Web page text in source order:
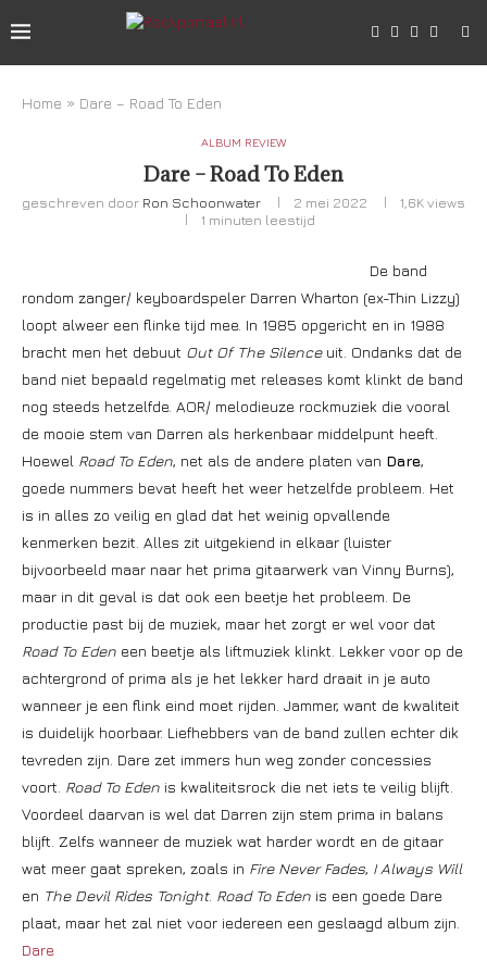
Home » Dare – Road To Eden
ALBUM REVIEW
Dare – Road To Eden
geschreven door Ron Schoonwater 2 mei 2022 1,6K views
1 minuten leestijd
De band
rondom zanger/ keyboardspeler Darren Wharton (ex-Thin Lizzy)
loopt alweer een flinke tijd mee. In 1985 opgericht en in 1988
bracht men het debuut Out Of The Silenceuit. Ondanks dat de
band niet bepaald regelmatig met releases komt klinkt de band
nog steeds hetzelfde. AOR/ melodieuze rockmuziek die vooral
de mooie stem van Darren als herkenbaar middelpunt heeft.
Hoewel Road To Eden, net als de andere platen van Dare,
goede nummers bevat heeft het weer hetzelfde probleem. Het
is in alles zo veilig en glad dat het weinig opvallende
kenmerken bezit. Alles zit uitgekiend in elkaar (luister
bijvoorbeeld maar naar het prima gitaarwerk van Vinny Burns),
maar in dit geval is dat ook een beetje het probleem. De
productie past bij de muziek, maar het zorgt er wel voor dat
Road To Eden een beetje als liftmuziek klinkt. Lekker voor op de
achtergrond of prima als je het lekker hard draait in je auto
wanneer je een flink eind moet rijden. Jammer, want de kwaliteit
is duidelijk hoorbaar. Liefhebbers van de band zullen echter dik
tevreden zijn. Dare zet immers hun weg zonder concessies
voort. Road To Eden is kwaliteitsrock die net iets te veilig blijft.
Voordeel daarvan is wel dat Darren zijn stem prima in balans
blijft. Zelfs wanneer de muziek wat harder wordt en de gitaar
wat meer gaat spreken, zoals in Fire Never Fades, I Always Will
en The Devil Rides Tonight. Road To Eden is een goede Dare
plaat, maar het zal niet voor iedereen een geslaagd album zijn.
Dare